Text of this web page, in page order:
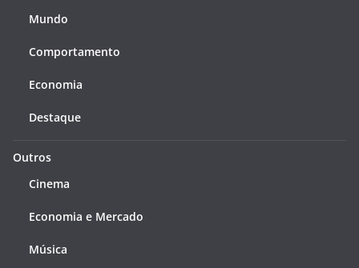
Mundo
Comportamento
Economia
Destaque
Outros
Cinema
Economia e Mercado
Música